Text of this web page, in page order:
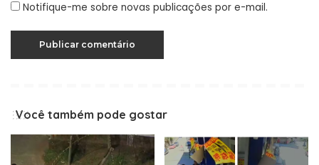
Notifique-me sobre novas publicações por e-mail.
Você também pode gostar